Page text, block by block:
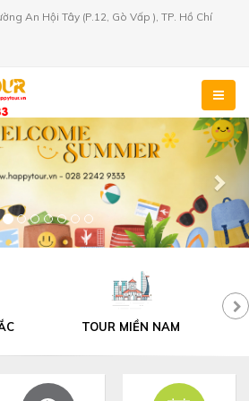
An Hội Tây (P.12, Gò Vấp ), TP. Hồ Chí
TOUR ĐÀ LẠT